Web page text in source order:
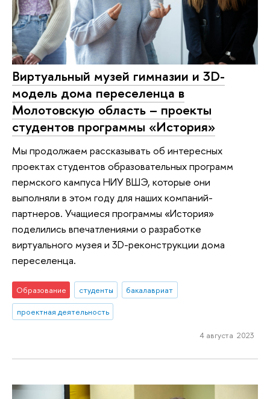
Виртуальный музей гимназии и 3D-
модель дома переселенца в
Молотовскую область – проекты
студентов программы «История»
Мы продолжаем рассказывать об интересных
проектах студентов образовательных программ
пермского кампуса НИУ ВШЭ, которые они
выполняли в этом году для наших компаний-
партнеров. Учащиеся программы «История»
поделились впечатлениями о разработке
виртуального музея и 3D-реконструкции дома
переселенца.
Образование студенты
бакалавриат
проектная деятельность
4 августа 2023